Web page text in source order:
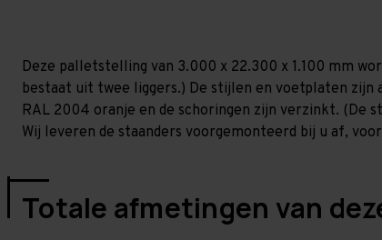
Deze palletstelling van 3.000 x 22.300 x 1.100 mm
bestaat uit twee liggers.) De stijlen en voetplaten
RAL 2004 oranje en de schoringen zijn verzinkt. (De
Wij leveren de staanders voorgemonteerd bij u af,
Totale afmetingen van